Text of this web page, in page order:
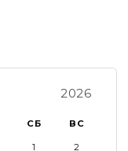
2026
СБ ВС
1 2